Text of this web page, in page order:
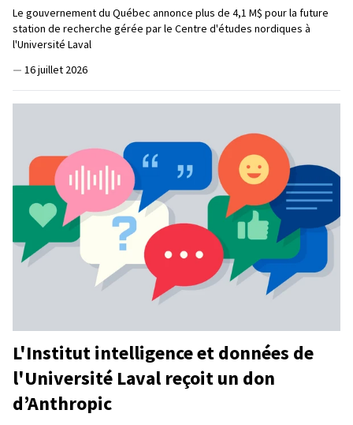
Le gouvernement du Québec annonce plus de 4,1 M$ pour la future
station de recherche gérée par le Centre d'études nordiques à
l'Université Laval
— 16 juillet 2026
L'Institut intelligence et données de
l'Université Laval reçoit un don
d’Anthropic